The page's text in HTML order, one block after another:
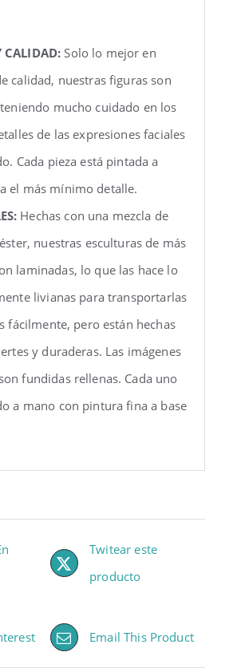
CALIDAD:Solo lo mejor en
calidad, nuestras figuras son
mucho cuidado en los
de las expresiones faciales
Cada pieza está pintada a
el más mínimo detalle.
Hechas con una mezcla de
nuestras esculturas de más
laminadas, lo que las hace lo
livianas para transportarlas
fácilmente, pero están hechas
y duraderas. Las imágenes
fundidas rellenas. Cada uno
a mano con pintura fina a base
Twitear este
producto
Email This Product